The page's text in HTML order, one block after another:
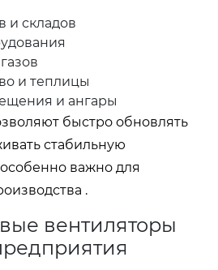
и складов
и теплицы
и ангары
быстро обновлять
стабильную
важно для
.
вентиляторы